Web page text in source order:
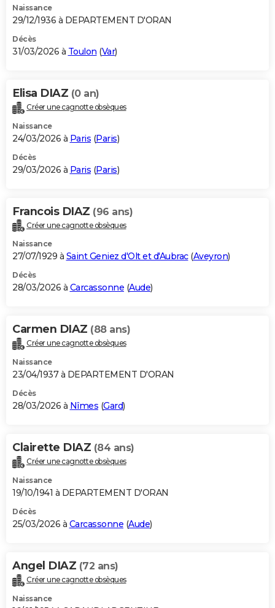
Naissance
29/12/1936 à DEPARTEMENT D'ORAN
Décès
31/03/2026 à Toulon (Var)
Elisa DIAZ (0 an)
Créer une cagnotte obsèques
Naissance
24/03/2026 à Paris (Paris)
Décès
29/03/2026 à Paris (Paris)
Francois DIAZ (96 ans)
Créer une cagnotte obsèques
Naissance
27/07/1929 à Saint Geniez d'Olt et d'Aubrac(Aveyron)
Décès
28/03/2026 à Carcassonne (Aude)
Carmen DIAZ (88 ans)
Créer une cagnotte obsèques
Naissance
23/04/1937 à DEPARTEMENT D'ORAN
Décès
28/03/2026 à Nîmes (Gard)
Clairette DIAZ (84 ans)
Créer une cagnotte obsèques
Naissance
19/10/1941 à DEPARTEMENT D'ORAN
Décès
25/03/2026 à Carcassonne (Aude)
Angel DIAZ (72 ans)
Créer une cagnotte obsèques
Naissance